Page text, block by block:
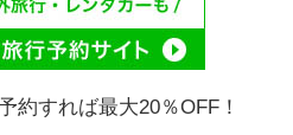
約すれば最大20％OFF！